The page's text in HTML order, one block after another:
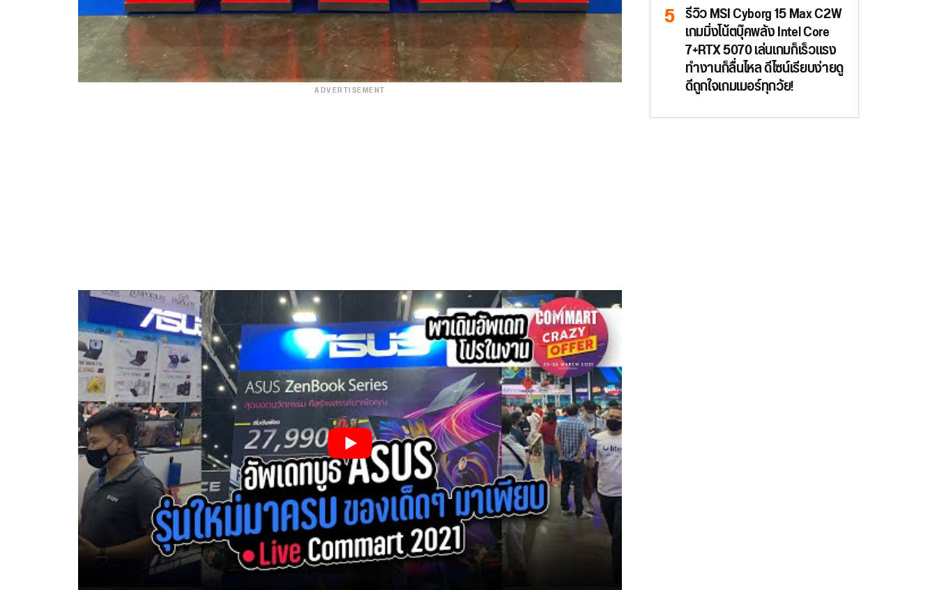
ADVERTISEMENT
รีวิว MSI Cyborg 15 Max C2W
เกมมิ่งโน้ตบุ๊คพลัง Intel Core
7+RTX 5070 เล่นเกมก็เร็วแรง
ทำงานก็ลื่นไหล ดีไซน์เรียบง่ายดู
ดีถูกใจเกมเมอร์ทุกวัย!